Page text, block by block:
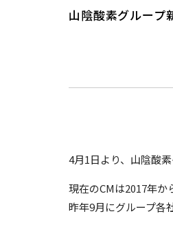
山陰酸素グループ
4月1日より、山陰酸
現在のCMは2017年か
昨年9月にグループ各